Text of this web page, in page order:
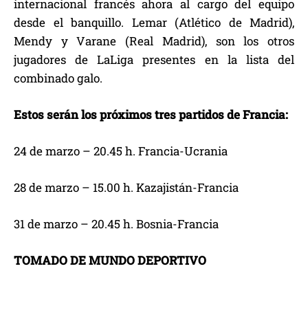
internacional francés ahora al cargo del equipo
desde el banquillo. Lemar (Atlético de Madrid),
Mendy y Varane (Real Madrid), son los otros
jugadores de LaLiga presentes en la lista del
combinado galo.
Estos serán los próximos tres partidos de Francia:
24 de marzo – 20.45 h. Francia-Ucrania
28 de marzo – 15.00 h. Kazajistán-Francia
31 de marzo – 20.45 h. Bosnia-Francia
TOMADO DE MUNDO DEPORTIVO